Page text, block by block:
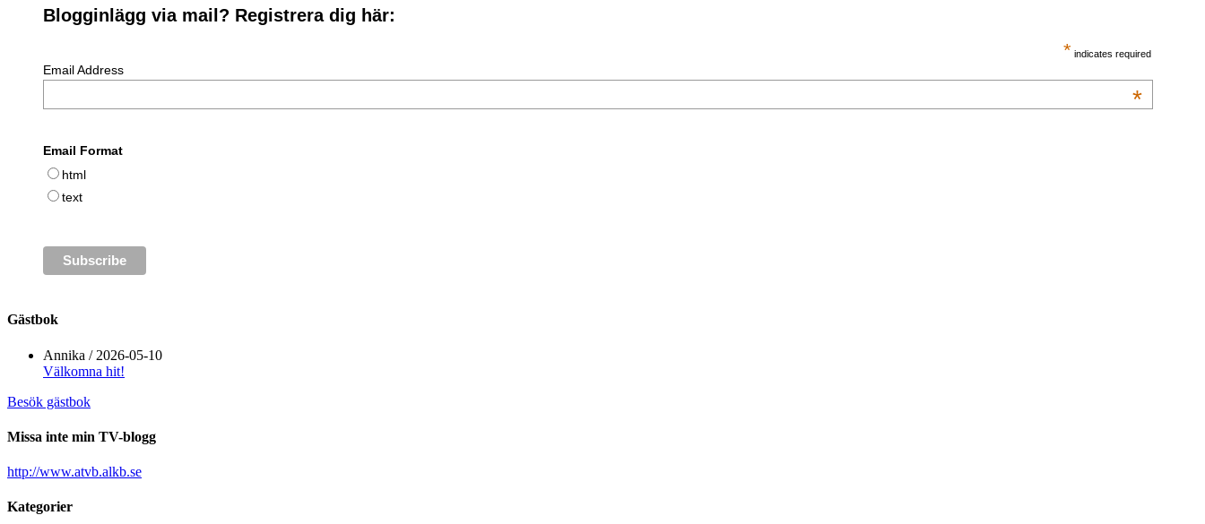
Blogginlägg via mail? Registrera dig här:
* indicates required
Email Address
*
Email Format
html
text
Gästbok
Annika / 2026-05-10
Välkomna hit!
Besök gästbok
Missa inte min TV-blogg
http://www.atvb.alkb.se
Kategorier